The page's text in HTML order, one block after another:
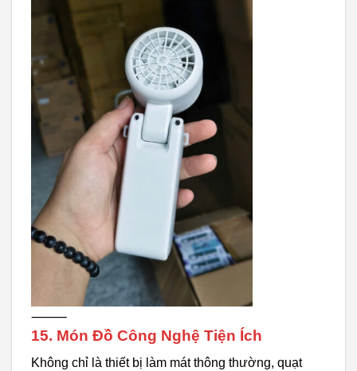
⸻
15. Món Đồ Công Nghệ Tiện Ích
Không chỉ là thiết bị làm mát thông thường, quạt